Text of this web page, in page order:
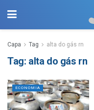
Capa Tag alta do gás rn
Tag: alta do gás rn
ECONOMIA